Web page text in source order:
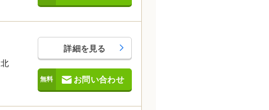
北
詳細を見る
お問い合わせ